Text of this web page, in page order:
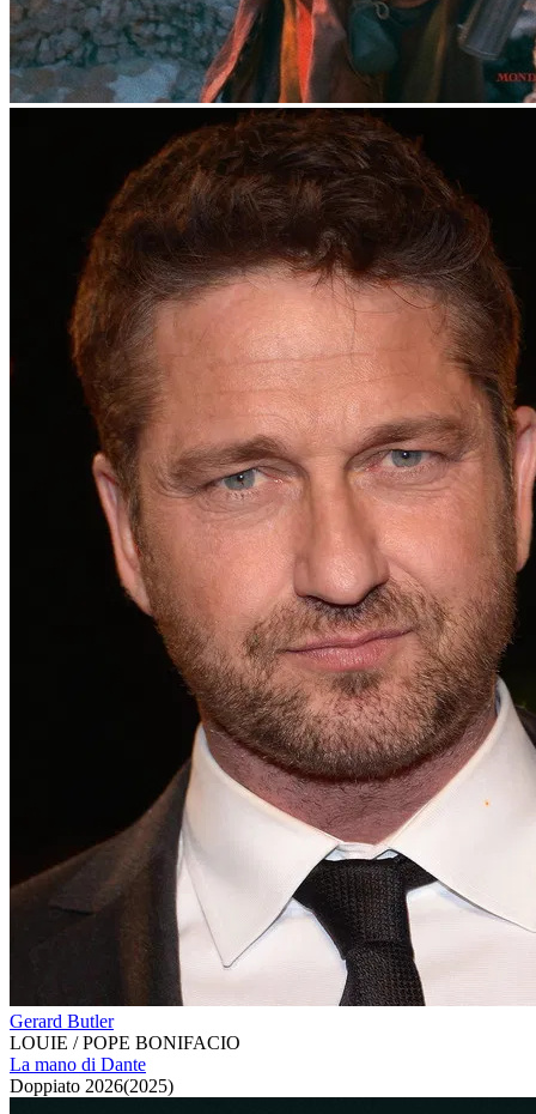
Gerard Butler
LOUIE / POPE BONIFACIO
La mano di Dante
Doppiato 2026(2025)